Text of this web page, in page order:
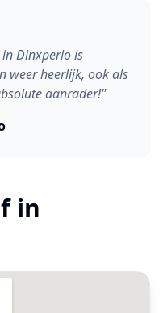
Dinxperlo is
weer heerlijk, ook als
aanrader!"
in